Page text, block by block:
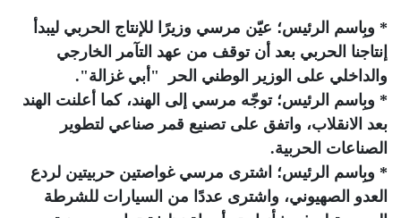
* وبِاسم الرئيس؛ عيّن مرسي وزيرًا للإنتاج الحربي ليبدأ
إنتاجنا الحربي بعد أن توقف من عهد التآمر الخارجي
والداخلي على الوزير الوطني الحر "أبي غزالة".
* وبِاسم الرئيس؛ توجّه مرسي إلى الهند، كما أعلنت الهند
بعد الانقلاب، واتفق على تصنيع قمر صناعي لتطوير
الصناعات الحربية.
* وبِاسم الرئيس؛ اشترى مرسي غواصتين حربيتين لردع
العدو الصهيوني، واشترى عددًا من السيارات للشرطة